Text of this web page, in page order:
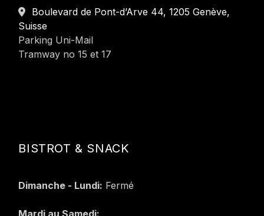
Boulevard de Pont-d’Arve 44, 1205 Genève,
Suisse
Parking Uni-Mail
Tramway no 15 et 17
BISTROT & SNACK
Dimanche - Lundi: Fermé
Mardi au Samedi: